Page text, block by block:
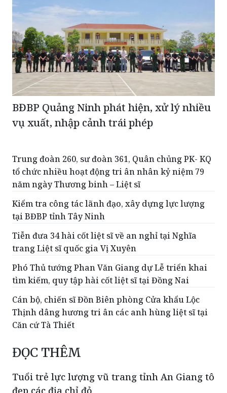
BĐBP Quảng Ninh phát hiện, xử lý nhiều
vụ xuất, nhập cảnh trái phép
Trung đoàn 260, sư đoàn 361, Quân chủng PK- KQ
tổ chức nhiều hoạt động tri ân nhân kỷ niệm 79
năm ngày Thương binh – Liệt sĩ
Kiểm tra công tác lãnh đạo, xây dựng lực lượng
tại BĐBP tỉnh Tây Ninh
Tiễn đưa 34 hài cốt liệt sĩ về an nghỉ tại Nghĩa
trang Liệt sĩ quốc gia Vị Xuyên
Phó Thủ tướng Phan Văn Giang dự Lễ triển khai
tìm kiếm, quy tập hài cốt liệt sĩ tại Đồng Nai
Cán bộ, chiến sĩ Đồn Biên phòng Cửa khẩu Lộc
Thịnh dâng hương tri ân các anh hùng liệt sĩ tại
Căn cứ Tà Thiết
ĐỌC THÊM
Tuổi trẻ lực lượng vũ trang tỉnh An Giang tô
đẹp các địa chỉ đỏ